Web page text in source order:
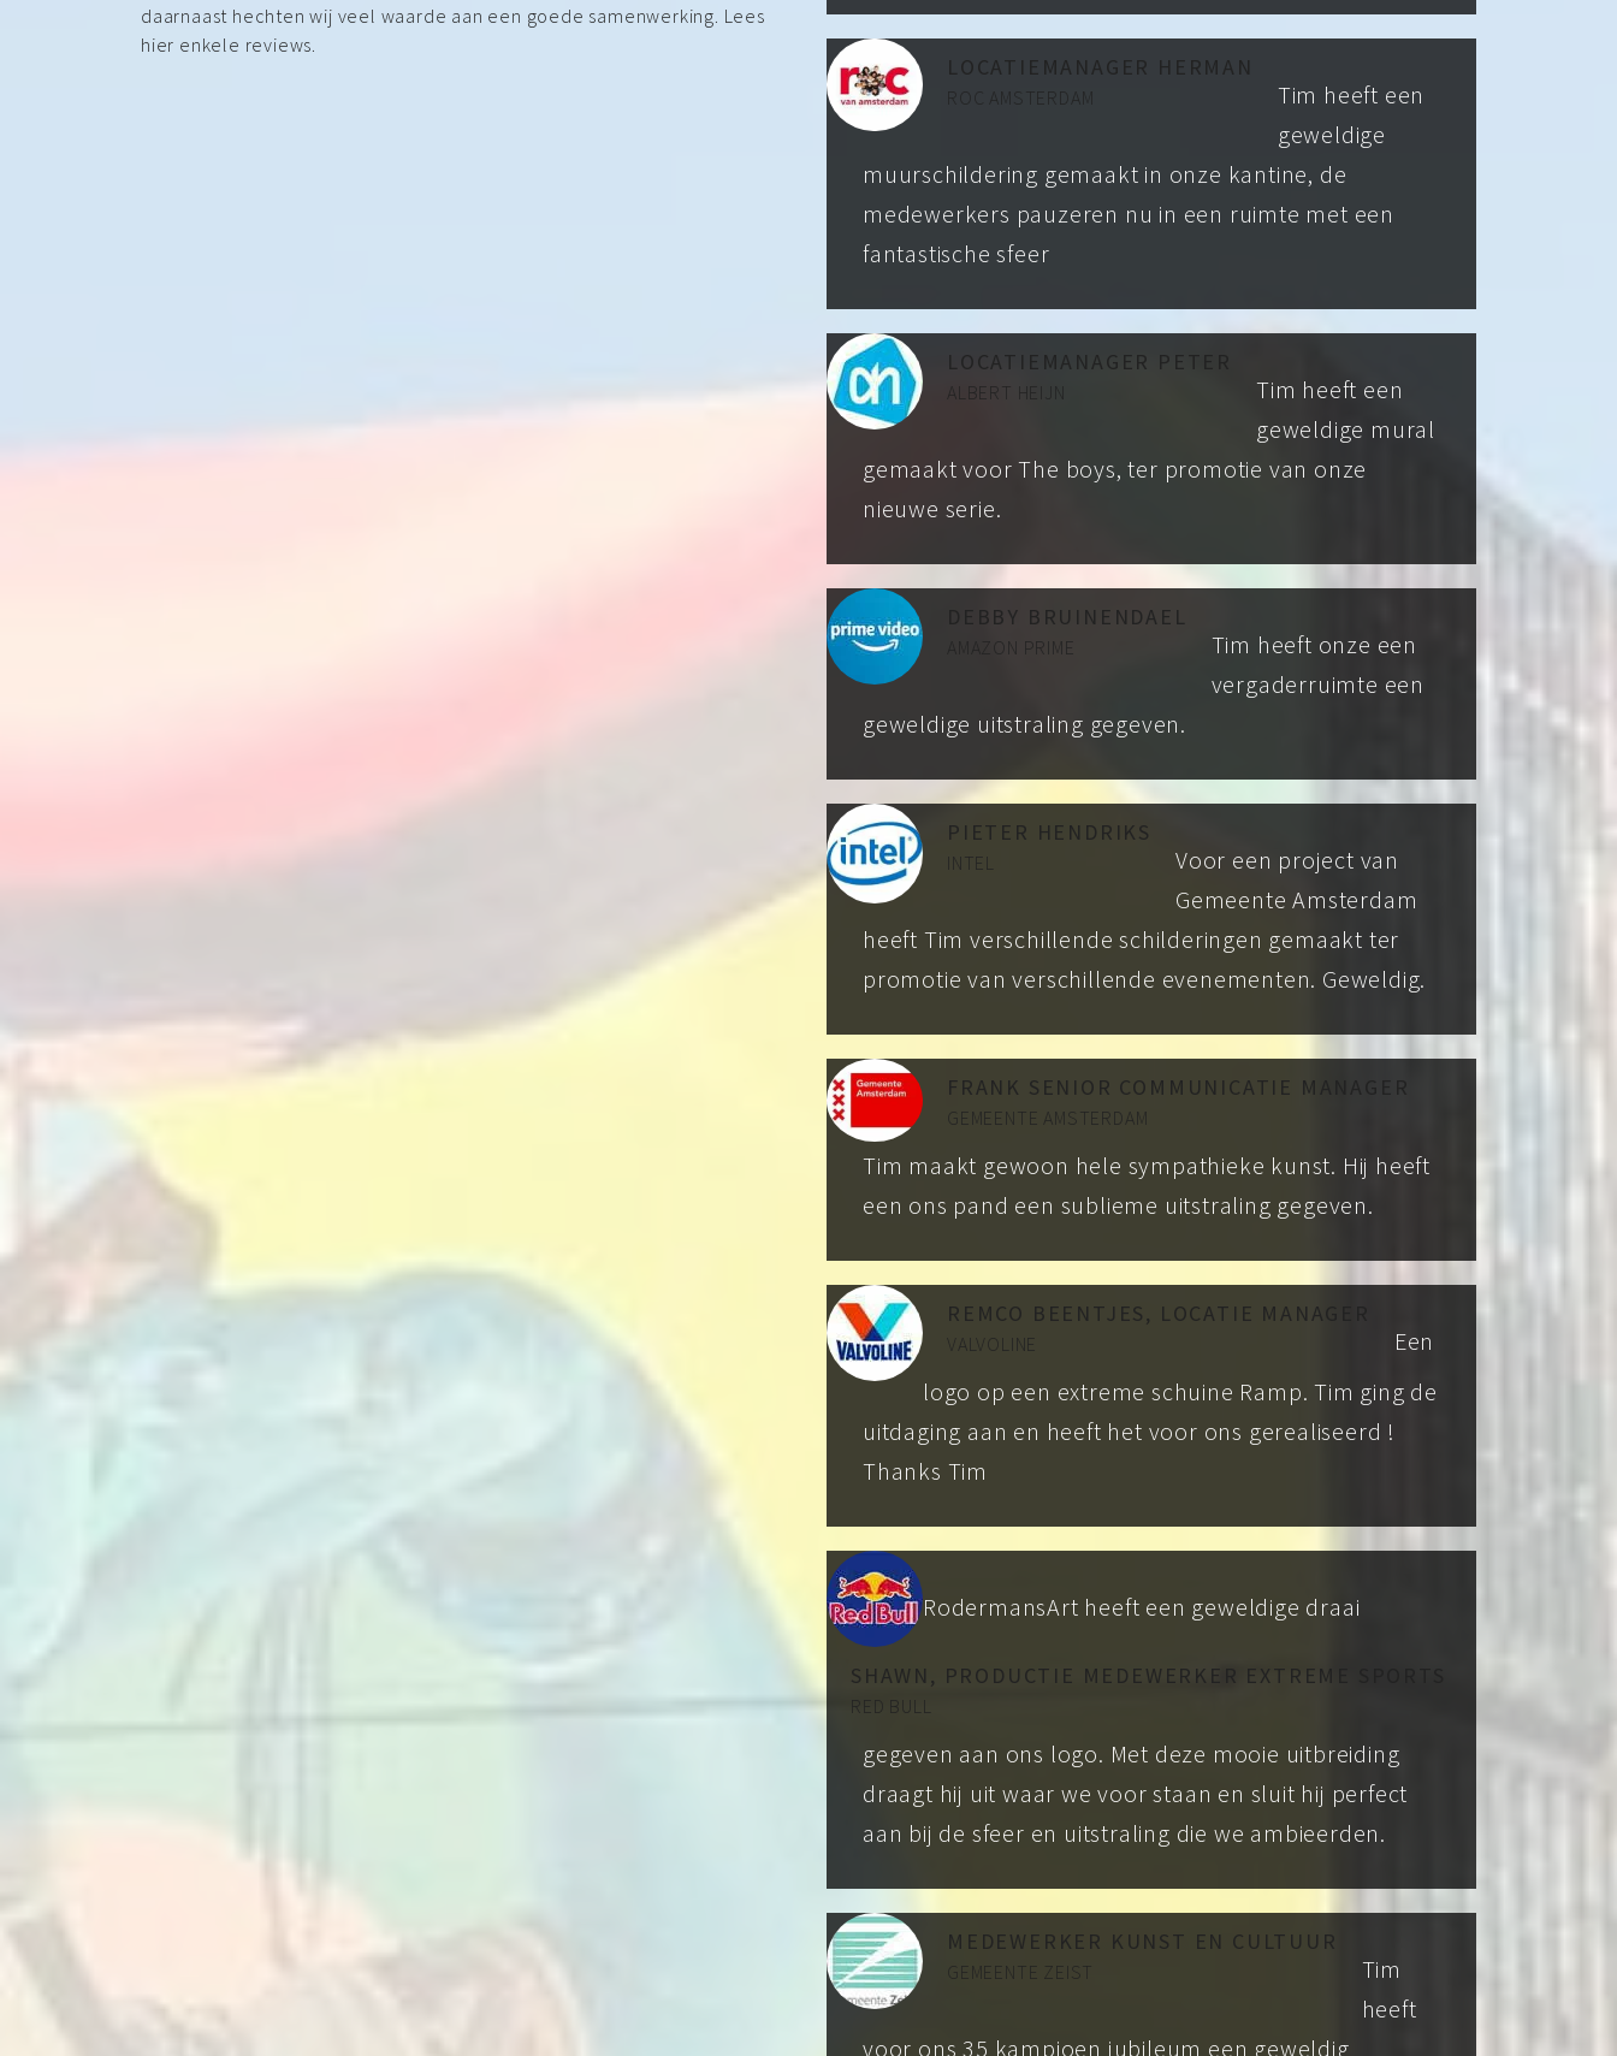
daarnaast hechten wij veel waarde aan een goede samenwerking. Lees
hier enkele reviews.
LOCATIEMANAGER HERMAN
ROC AMSTERDAM
Tim heeft een
geweldige
muurschildering gemaakt in onze kantine, de
medewerkers pauzeren nu in een ruimte met een
fantastische sfeer
LOCATIEMANAGER PETER
ALBERT HEIJN
Tim heeft een
geweldige mural
gemaakt voor The boys, ter promotie van onze
nieuwe serie.
DEBBY BRUINENDAEL
AMAZON PRIME
Tim heeft onze een
vergaderruimte een
geweldige uitstraling gegeven.
PIETER HENDRIKS
INTEL
Voor een project van
Gemeente Amsterdam
heeft Tim verschillende schilderingen gemaakt ter
promotie van verschillende evenementen. Geweldig.
FRANK SENIOR COMMUNICATIE MANAGER
GEMEENTE AMSTERDAM
Tim maakt gewoon hele sympathieke kunst. Hij heeft
een ons pand een sublieme uitstraling gegeven.
REMCO BEENTJES, LOCATIE MANAGER
VALVOLINE
Een
logo op een extreme schuine Ramp. Tim ging de
uitdaging aan en heeft het voor ons gerealiseerd !
Thanks Tim
SHAWN, PRODUCTIE MEDEWERKER EXTREME SPORTS
RED BULL
RodermansArt heeft een geweldige draai
gegeven aan ons logo. Met deze mooie uitbreiding
draagt hij uit waar we voor staan en sluit hij perfect
aan bij de sfeer en uitstraling die we ambieerden.
MEDEWERKER KUNST EN CULTUUR
GEMEENTE ZEIST
Tim
heeft
voor ons 35 kampioen jubileum een geweldig